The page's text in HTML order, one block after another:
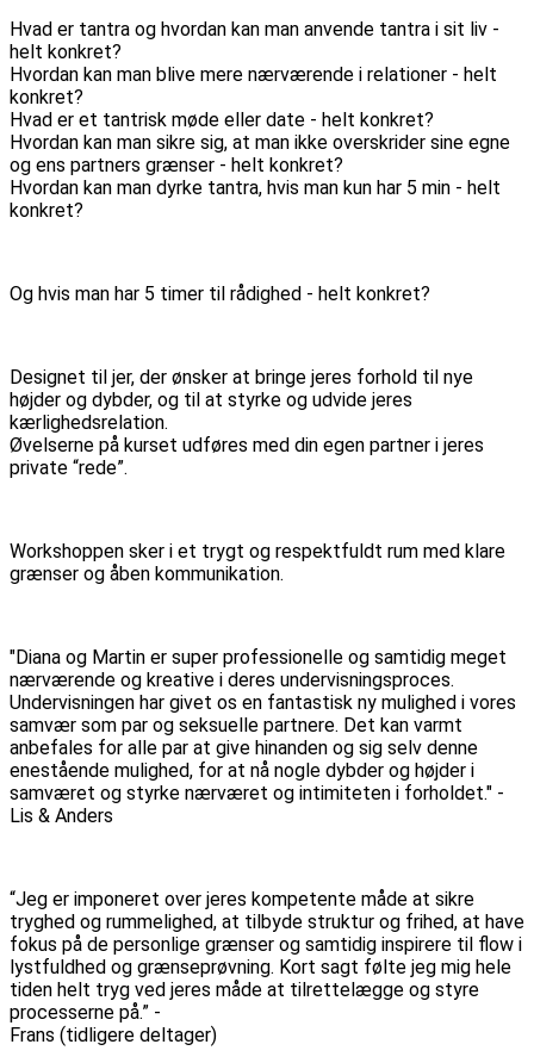
Hvad er tantra og hvordan kan man anvende tantra i sit liv -
helt konkret?
Hvordan kan man blive mere nærværende i relationer - helt
konkret?
Hvad er et tantrisk møde eller date - helt konkret?
Hvordan kan man sikre sig, at man ikke overskrider sine egne
og ens partners grænser - helt konkret?
Hvordan kan man dyrke tantra, hvis man kun har 5 min - helt
konkret?
Og hvis man har 5 timer til rådighed - helt konkret?
Designet til jer, der ønsker at bringe jeres forhold til nye
højder og dybder, og til at styrke og udvide jeres
kærlighedsrelation.
Øvelserne på kurset udføres med din egen partner i jeres
private “rede”.
Workshoppen sker i et trygt og respektfuldt rum med klare
grænser og åben kommunikation.
"Diana og Martin er super professionelle og samtidig meget
nærværende og kreative i deres undervisningsproces.
Undervisningen har givet os en fantastisk ny mulighed i vores
samvær som par og seksuelle partnere. Det kan varmt
anbefales for alle par at give hinanden og sig selv denne
enestående mulighed, for at nå nogle dybder og højder i
samværet og styrke nærværet og intimiteten i forholdet." -
Lis & Anders
“Jeg er imponeret over jeres kompetente måde at sikre
tryghed og rummelighed, at tilbyde struktur og frihed, at have
fokus på de personlige grænser og samtidig inspirere til flow i
lystfuldhed og grænseprøvning. Kort sagt følte jeg mig hele
tiden helt tryg ved jeres måde at tilrettelægge og styre
processerne på.” -
Frans (tidligere deltager)